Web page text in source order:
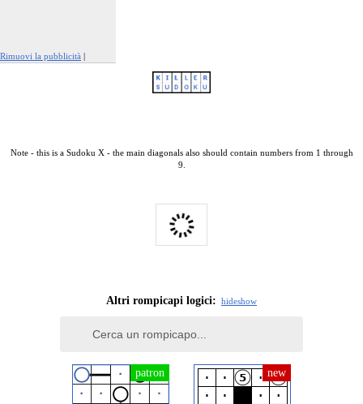
Rimuovi la pubblicità |
Note - this is a Sudoku X - the main diagonals also should contain numbers from 1 through
9.
Altri rompicapi logici: hideshow